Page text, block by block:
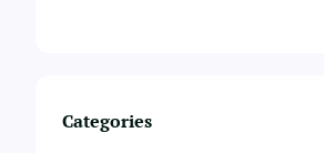
Categories